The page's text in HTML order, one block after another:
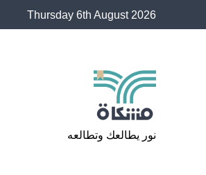
Thursday 6th August 2026
مشكاة
نور يطالعك وتطالعه